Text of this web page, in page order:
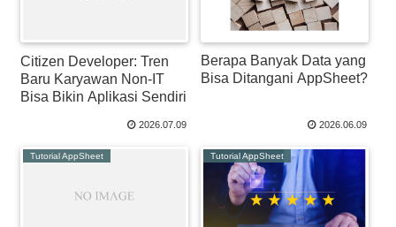
Citizen Developer: Tren
Baru Karyawan Non-IT
Bisa Bikin Aplikasi Sendiri
2026.07.09
Berapa Banyak Data yang
Bisa Ditangani AppSheet?
2026.06.09
Tutorial AppSheet Tutorial AppSheet